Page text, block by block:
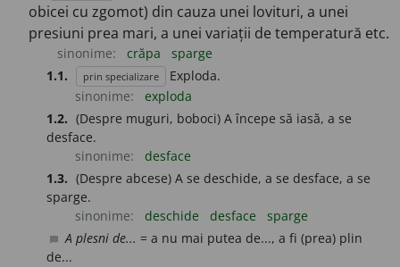
obicei cu zgomot) din cauza unei lovituri, a unei
presiuni prea mari, a unei variații de temperatură etc.
sinonime: crăpa
sparge
1.1.
prin specializare
Exploda.
sinonime:
exploda
1.2. (Despre muguri, boboci) A începe să iasă, a se
desface.
sinonime:
desface
1.3. (Despre abcese) A se deschide, a se desface, a se
sparge.
sinonime:
deschide desface sparge
A plesni de... = a nu mai putea de..., a fi (prea) plin
de...